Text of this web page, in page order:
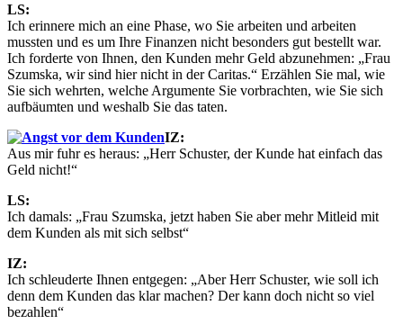
LS:
Ich erinnere mich an eine Phase, wo Sie arbeiten und arbeiten
mussten und es um Ihre Finanzen nicht besonders gut bestellt war.
Ich forderte von Ihnen, den Kunden mehr Geld abzunehmen: „Frau
Szumska, wir sind hier nicht in der Caritas.“ Erzählen Sie mal, wie
Sie sich wehrten, welche Argumente Sie vorbrachten, wie Sie sich
aufbäumten und weshalb Sie das taten.
IZ:
Aus mir fuhr es heraus: „Herr Schuster, der Kunde hat einfach das
Geld nicht!“
LS:
Ich damals: „Frau Szumska, jetzt haben Sie aber mehr Mitleid mit
dem Kunden als mit sich selbst“
IZ:
Ich schleuderte Ihnen entgegen: „Aber Herr Schuster, wie soll ich
denn dem Kunden das klar machen? Der kann doch nicht so viel
bezahlen“